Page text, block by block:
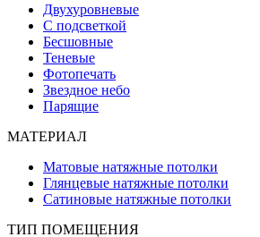
Двухуровневые
С подсветкой
Бесшовные
Теневые
Фотопечать
Звездное небо
Парящие
МАТЕРИАЛ
Матовые натяжные потолки
Глянцевые натяжные потолки
Сатиновые натяжные потолки
ТИП ПОМЕЩЕНИЯ